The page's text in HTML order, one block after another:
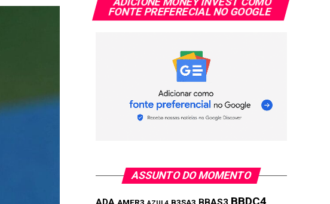
FONTE PREFERECIAL NO GOOGLE
ASSUNTO DO MOMENTO